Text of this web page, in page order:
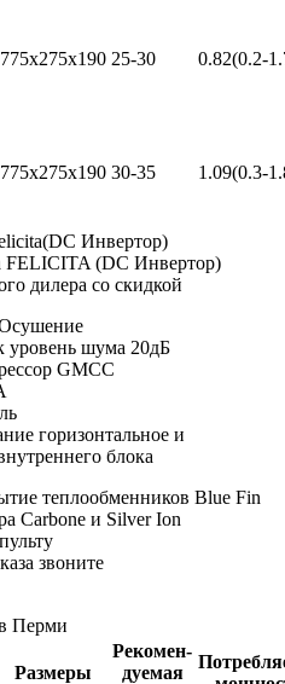
775x275x190 25-30 0.82(0.2-
775x275x190 30-35 1.09(0.3-
Инвертор)
уровень шума 20дБ
GMCC
горизонтальное и
блока
теплообменников Blue Fin
Carbone и Silver Ion
звоните
Перми
Размеры
Рекомен-
дуемая